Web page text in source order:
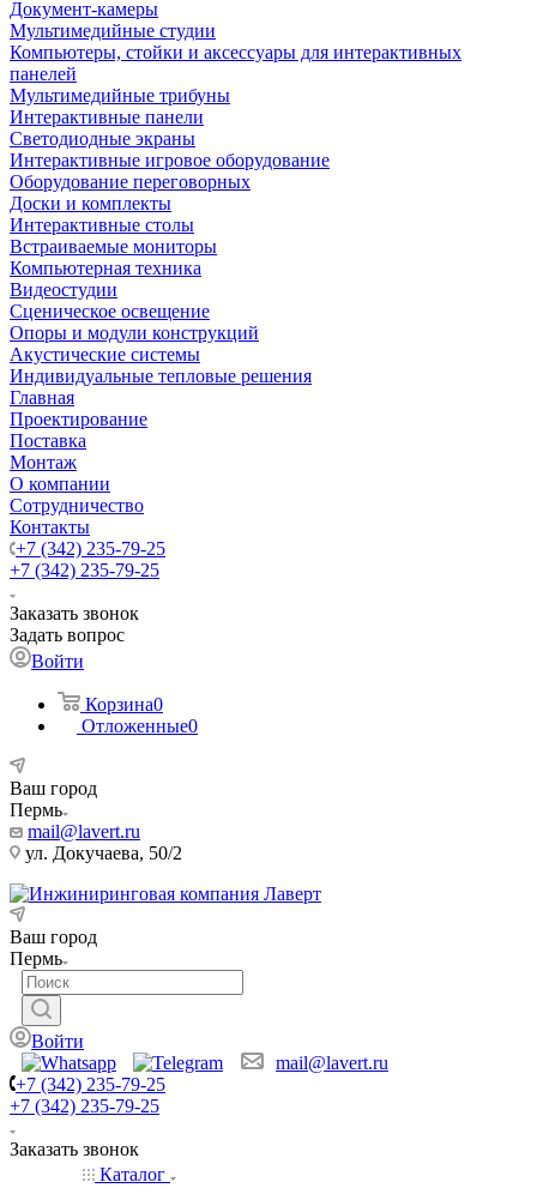
Документ-камеры
Мультимедийные студии
Компьютеры, стойки и аксессуары для интерактивных
панелей
Мультимедийные трибуны
Интерактивные панели
Светодиодные экраны
Интерактивные игровое оборудование
Оборудование переговорных
Доски и комплекты
Интерактивные столы
Встраиваемые мониторы
Компьютерная техника
Видеостудии
Cценическое освещение
Опоры и модули конструкций
Акустические системы
Индивидуальные тепловые решения
Главная
Проектирование
Поставка
Монтаж
О компании
Сотрудничество
Контакты
+7 (342) 235-79-25
+7 (342) 235-79-25
Заказать звонок
Задать вопрос
Войти
Корзина0
Отложенные0
Ваш город
Пермь
mail@lavert.ru
ул. Докучаева, 50/2
Ваш город
Пермь
Войти
mail@lavert.ru
+7 (342) 235-79-25
+7 (342) 235-79-25
Заказать звонок
Каталог